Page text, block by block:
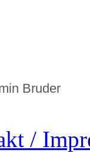
Bruder
/